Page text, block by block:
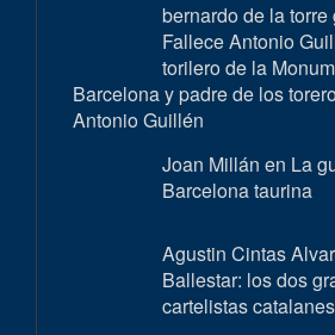
bernardo de la torre
Fallece Antonio
torilero de la
Barcelona y padre de los
Antonio Guillén
Joan Millán en La
Barcelona taurina
Agustin Cintas
Ballestar: los dos
cartelistas catalanes